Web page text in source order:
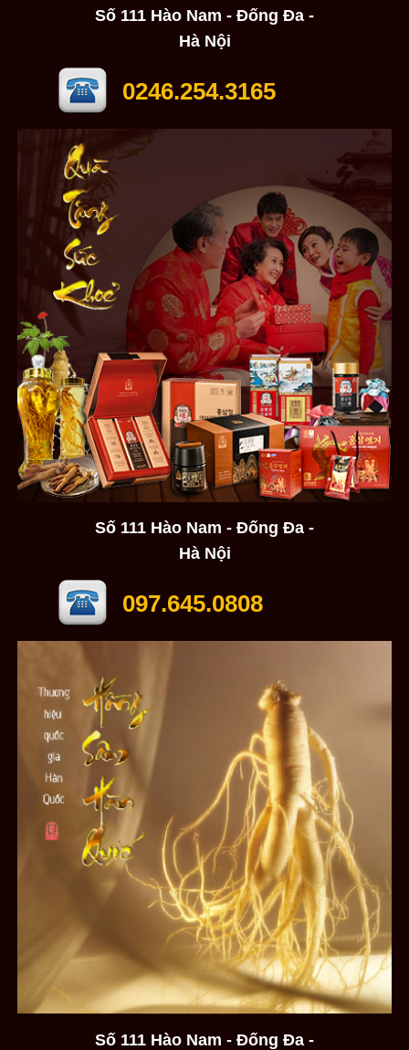
Số 111 Hào Nam - Đống Đa -
Hà Nội
0246.254.3165
Số 111 Hào Nam - Đống Đa -
Hà Nội
097.645.0808
Số 111 Hào Nam - Đống Đa -